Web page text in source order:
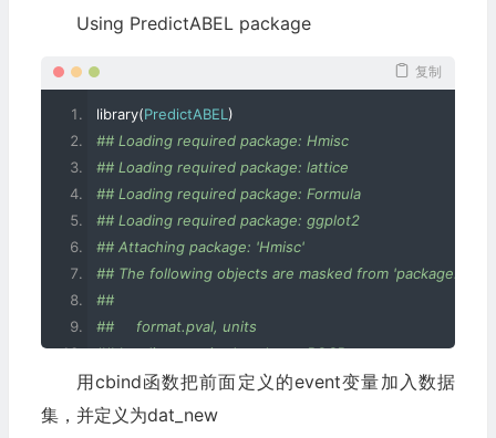
Using PredictABEL package
复制
library(PredictABEL )
## Loading required package: Hmisc
## Loading required package: lattice
## Loading required package: Formula
## Loading required package: ggplot2
## Attaching package: 'Hmisc'
## The following objects are masked from
##
##     format.pval, units
## Loading required package: ROCR
## Loading required package: gplots
## Attaching package: 'gplots'
用cbind函数把前面定义的event变量加入数据
集，并定义为dat_new